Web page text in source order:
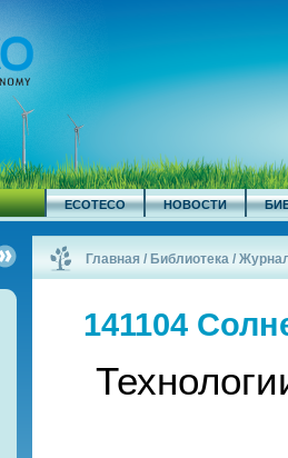
ECOTECO НОВОСТИ
Главная / Библиотека /
141104